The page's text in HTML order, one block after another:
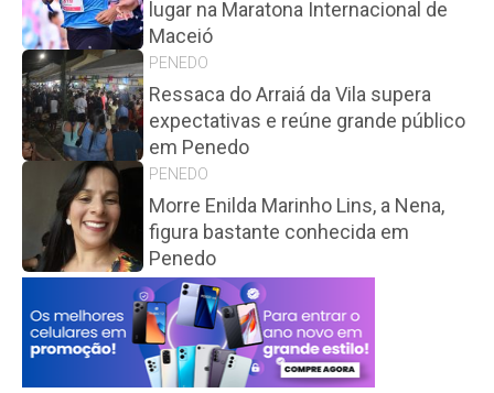
lugar na Maratona Internacional de
Maceió
PENEDO
Ressaca do Arraiá da Vila supera
expectativas e reúne grande público
em Penedo
PENEDO
Morre Enilda Marinho Lins, a Nena,
figura bastante conhecida em
Penedo